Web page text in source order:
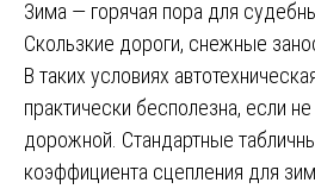
Зима — горячая пора для
Скользкие дороги, снежные
В таких условиях
практически бесполезна, если
дорожной. Стандартные
коэффициента сцепления для